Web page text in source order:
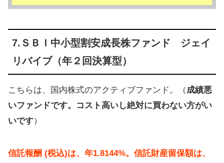
7.ＳＢＩ中小型割安成長株ファンド ジェイ
リバイブ（年２回決算型）
こちらは、国内株式のアクティブファンド。（成績悪
いファンドです。コスト高いし絶対に買わない方がい
いです）
信託報酬 (税込)は、年1.8144%。信託財産留保額は、